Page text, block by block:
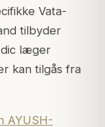
Vata-
tilbyder
læger
kan tilgås fra
AYUSH-